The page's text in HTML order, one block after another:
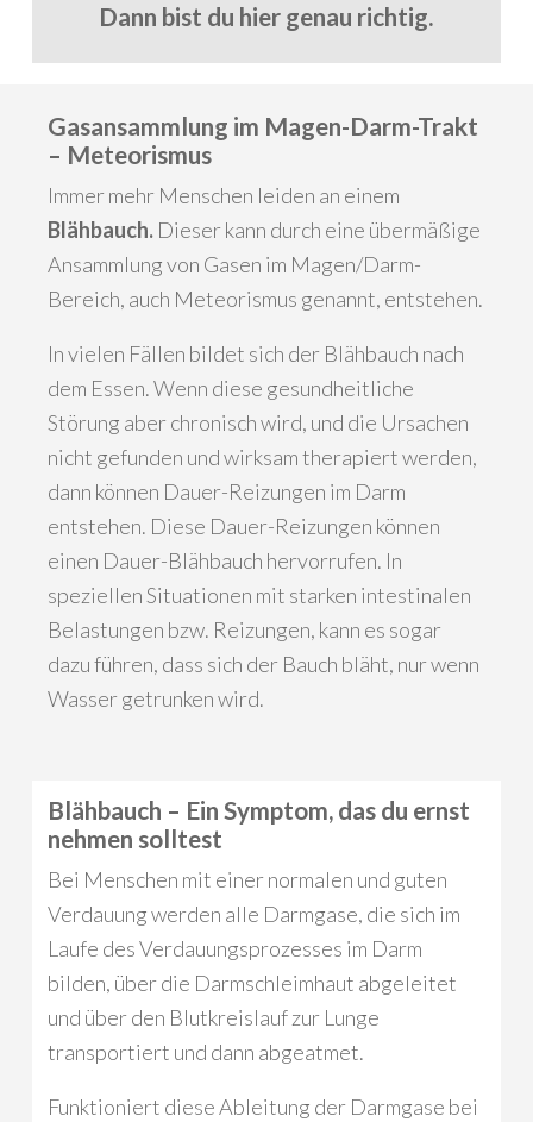
Dann bist du hier genau richtig.
Gasansammlung im Magen-Darm-Trakt
– Meteorismus
Immer mehr Menschen leiden an einem
Blähbauch. Dieser kann durch eine übermäßige
Ansammlung von Gasen im Magen/Darm-
Bereich, auch Meteorismus genannt, entstehen.
In vielen Fällen bildet sich der Blähbauch nach
dem Essen. Wenn diese gesundheitliche
Störung aber chronisch wird, und die Ursachen
nicht gefunden und wirksam therapiert werden,
dann können Dauer-Reizungen im Darm
entstehen. Diese Dauer-Reizungen können
einen Dauer-Blähbauch hervorrufen. In
speziellen Situationen mit starken intestinalen
Belastungen bzw. Reizungen, kann es sogar
dazu führen, dass sich der Bauch bläht, nur wenn
Wasser getrunken wird.
Blähbauch – Ein Symptom, das du ernst
nehmen solltest
Bei Menschen mit einer normalen und guten
Verdauung werden alle Darmgase, die sich im
Laufe des Verdauungsprozesses im Darm
bilden, über die Darmschleimhaut abgeleitet
und über den Blutkreislauf zur Lunge
transportiert und dann abgeatmet.
Funktioniert diese Ableitung der Darmgase bei